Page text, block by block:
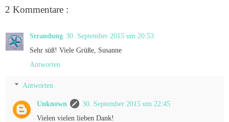
2 Kommentare :
Strandung 30. September 2015 um 20:53
Sehr süß! Viele Grüße, Susanne
Antworten
Antworten
Unknown
30. September 2015 um 22:45
Vielen vielen lieben Dank!